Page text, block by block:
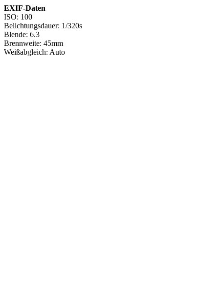
EXIF-Daten
ISO: 100
Belichtungsdauer: 1/320s
Blende: 6.3
Brennweite: 45mm
Weißabgleich: Auto